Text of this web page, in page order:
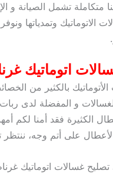
متكاملة تشمل الصيانة و
الاتوماتيك وتمدياتها
اتوماتيك
بالكثير من
و المفضلة لدى
الكثيرة فقد أمنا لكم
على أتم وجه، ننتظر
غسالات اتوماتيك